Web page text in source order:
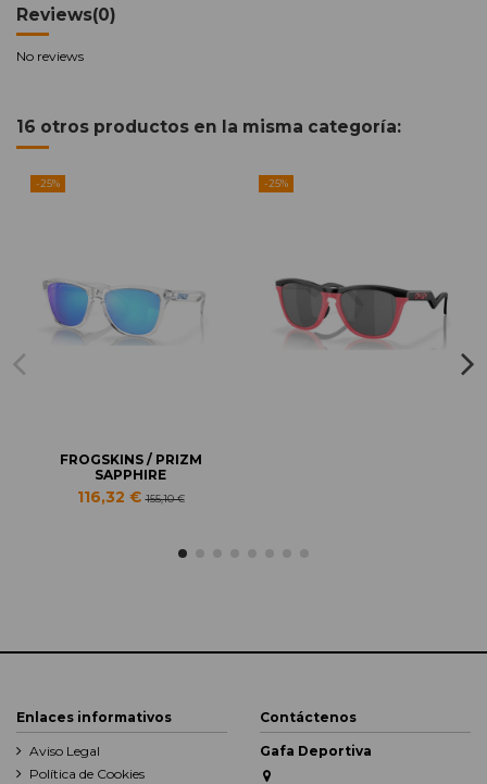
Reviews(0)
No reviews
16 otros productos en la misma categoría:
-25%
FROGSKINS / PRIZM
SAPPHIRE
116,32 €155,10 €
-25%
Enlaces informativos
Aviso Legal
Política de Cookies
Contáctenos
Gafa Deportiva